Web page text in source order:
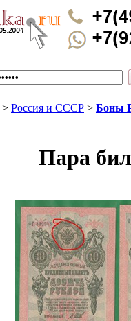
> Россия и СССР > Боны
Пара